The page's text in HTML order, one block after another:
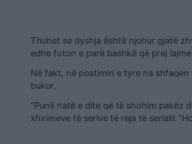
Thuhet se dyshja është njohur gjatë
edhe foton e parë bashkë që prej
Në fakt, në postimin e tyre na
bukur.
“Punë natë e dite që të shohim pakëz
xhirimeve të serive të reja të serialit